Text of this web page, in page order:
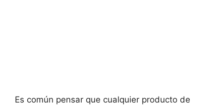
Es común pensar que cualquier producto de